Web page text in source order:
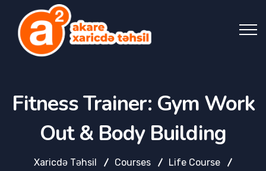
Fitness Trainer: Gym Work
Out & Body Building
Xaricdə Təhsil Courses
Life Course